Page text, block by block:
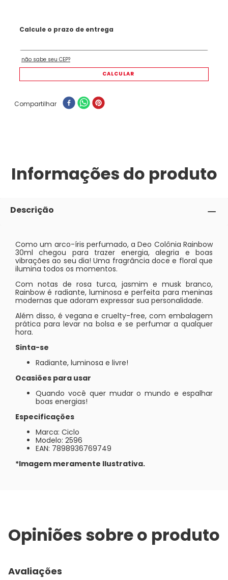
Compartilhar
Informações do produto
Descrição
Como um arco-íris perfumado, a Deo Colônia Rainbow
30ml chegou para trazer energia, alegria e boas
vibrações ao seu dia! Uma fragrância doce e floral que
ilumina todos os momentos.
Com notas de rosa turca, jasmim e musk branco,
Rainbow é radiante, luminosa e perfeita para meninas
modernas que adoram expressar sua personalidade.
Além disso, é vegana e cruelty-free, com embalagem
prática para levar na bolsa e se perfumar a qualquer
hora.
Sinta-se
Radiante, luminosa e livre!
Ocasiões para usar
Quando você quer mudar o mundo e espalhar
boas energias!
Especificações
Marca: Ciclo
Modelo: 2596
EAN: 7898936769749
*Imagem meramente Ilustrativa.
Opiniões sobre o produto
Avaliações